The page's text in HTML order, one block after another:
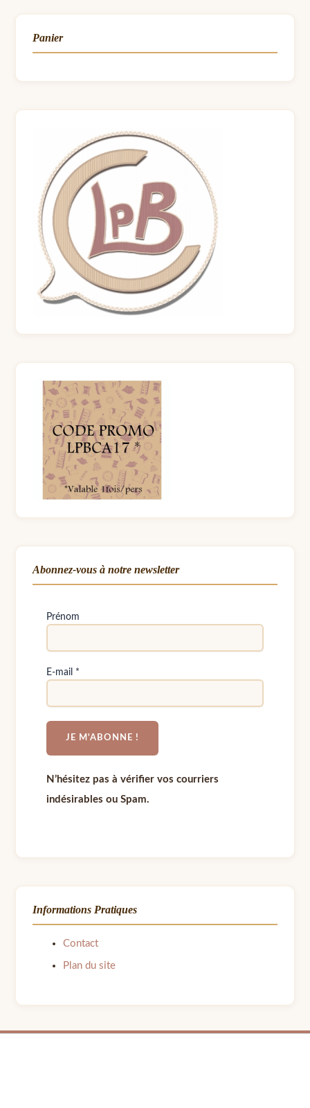
Panier
Abonnez-vous à notre newsletter
Prénom
E-mail *
N’hésitez pas à vérifier vos courriers
indésirables ou Spam.
Informations Pratiques
Contact
Plan du site